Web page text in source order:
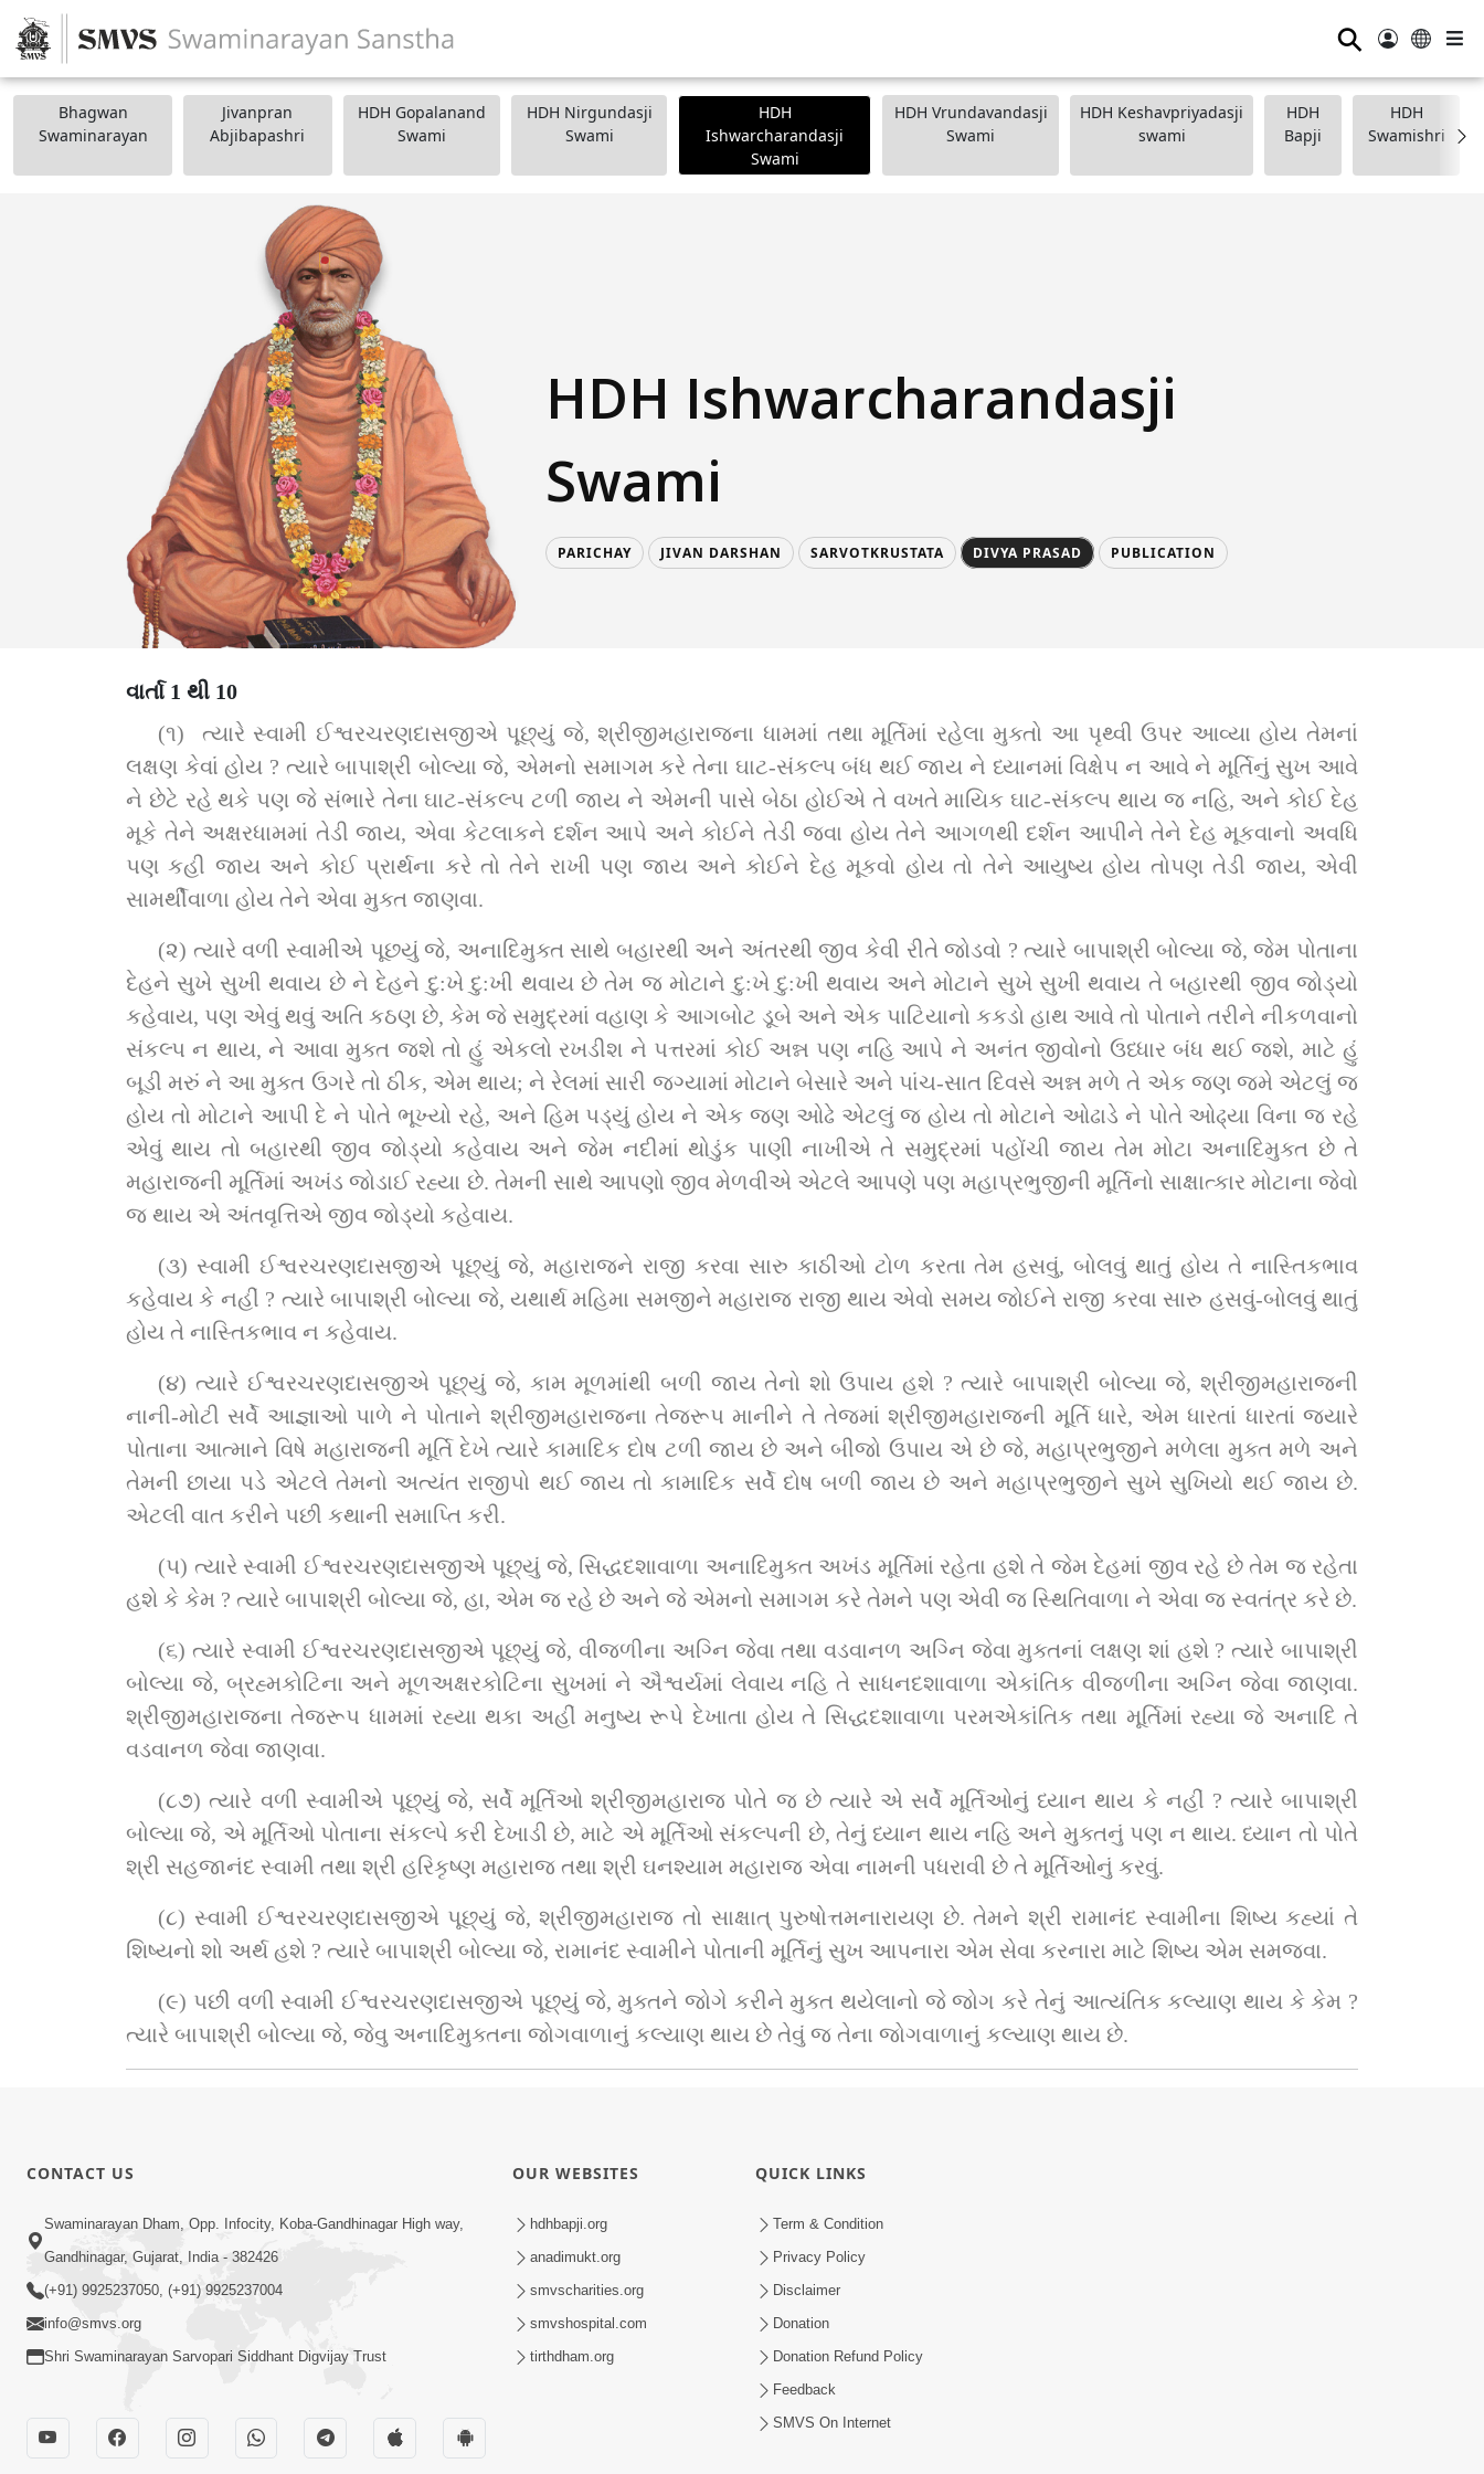
⚲
Bhagwan
Swaminarayan
Jivanpran
Abjibapashri
HDH Gopalanand
Swami
HDH Nirgundasji
Swami
HDH
Ishwarcharandasji
Swami
HDH Vrundavandasji
Swami
HDH Keshavpriyadasji
swami
HDH
Bapji
HDH
Swamishri
HDH Ishwarcharandasji
Swami
PARICHAY JIVAN DARSHAN SARVOTKRUSTATA DIVYA PRASAD PUBLICATION
વાર્તા 1 થી 10
(૧)  ત્‍યારે સ્‍વામી ઈશ્વરચરણદાસજીએ પૂછ્યું જે, શ્રીજીમહારાજના ધામમાં તથા મૂર્ત‍િમાં રહેલા મુક્તો આ પૃથ્‍વી ઉપર આવ્યા હોય તેમનાં
લક્ષણ કેવાં હોય ? ત્‍યારે બાપાશ્રી બોલ્‍યા જે, એમનો સમાગમ કરે તેના ઘાટ-સંકલ્‍પ બંધ થઈ જાય ને ધ્‍યાનમાં વિક્ષેપ ન આવે ને મૂર્ત‍િનું સુખ આવે
ને છેટે રહે થકે પણ જે સંભારે તેના ઘાટ-સંકલ્‍પ ટળી જાય ને એમની પાસે બેઠા હોઈએ તે વખતે માયિક ઘાટ-સંકલ્‍પ થાય જ નહિ, અને કોઈ દેહ
મૂકે તેને અક્ષરધામમાં તેડી જાય, એવા કેટલાકને દર્શન આપે અને કોઈને તેડી જવા હોય તેને આગળથી દર્શન આપીને તેને દેહ મૂકવાનો અવધિ
પણ કહી જાય અને કોઈ પ્રાર્થના કરે તો તેને રાખી પણ જાય અને કોઈને દેહ મૂકવો હોય તો તેને આયુષ્‍ય હોય તોપણ તેડી જાય, એવી
સામર્થીવાળા હોય તેને એવા મુક્ત જાણવા.
(૨) ત્‍યારે વળી સ્વામીએ પૂછયું જે, અનાદિમુક્ત સાથે બહારથી અને અંતરથી જીવ કેવી રીતે જોડવો ? ત્‍યારે બાપાશ્રી બોલ્‍યા જે, જેમ પોતાના
દેહને સુખે સુખી થવાય છે ને દેહને દુ:ખે દુ:ખી થવાય છે તેમ જ મોટાને દુ:ખે દુ:ખી થવાય અને મોટાને સુખે સુખી થવાય તે બહારથી જીવ જોડ્યો
કહેવાય, પણ એવું થવું અતિ કઠણ છે, કેમ જે સમુદ્રમાં વહાણ કે આગબોટ ડૂબે અને એક પાટિયાનો કકડો હાથ આવે તો પોતાને તરીને નીકળવાનો
સંકલ્‍પ ન થાય, ને આવા મુક્ત જશે તો હું એકલો રખડીશ ને પત્તરમાં કોઈ અન્ન પણ નહિ આપે ને અનંત જીવોનો ઉધ્‍ધાર બંધ થઈ જશે, માટે હું
બૂડી મરું ને આ મુક્ત ઉગરે તો ઠીક, એમ થાય; ને રેલમાં સારી જગ્યામાં મોટાને બેસારે અને પાંચ-સાત દિવસે અન્ન મળે તે એક જણ જમે એટલું જ
હોય તો મોટાને આપી દે ને પોતે ભૂખ્‍યો રહે, અને હિમ પડ્યું હોય ને એક જણ ઓઢે એટલું જ હોય તો મોટાને ઓઢાડે ને પોતે ઓઢ્યા વિના જ રહે
એવું થાય તો બહારથી જીવ જોડ્યો કહેવાય અને જેમ નદીમાં થોડુંક પાણી નાખીએ તે સમુદ્રમાં પહોંચી જાય તેમ મોટા અનાદિમુક્ત છે તે
મહારાજની મૂર્ત‍િમાં અખંડ જોડાઈ રહ્યા છે. તેમની સાથે આપણો જીવ મેળવીએ એટલે આપણે પણ મહાપ્રભુજીની મૂર્ત‍િનો સાક્ષાત્‍કાર મોટાના જેવો
જ થાય એ અંતવૃત્ત‍િએ જીવ જોડ્યો કહેવાય.
(૩) સ્વામી ઈશ્વરચરણદાસજીએ પૂછ્યું જે, મહારાજને રાજી કરવા સારુ કાઠીઓ ટોળ કરતા તેમ હસવું, બોલવું થાતું હોય તે નાસ્‍ત‍િકભાવ
કહેવાય કે નહીં ? ત્‍યારે બાપાશ્રી બોલ્‍યા જે, યથાર્થ મહિમા સમજીને મહારાજ રાજી થાય એવો સમય જોઈને રાજી કરવા સારુ હસવું-બોલવું થાતું
હોય તે નાસ્ત‍િકભાવ ન કહેવાય.
(૪) ત્‍યારે ઈશ્વરચરણદાસજીએ પૂછ્યું જે, કામ મૂળમાંથી બળી જાય તેનો શો ઉપાય હશે ? ત્‍યારે બાપાશ્રી બોલ્‍યા જે, શ્રીજીમહારાજની
નાની-મોટી સર્વે આજ્ઞાઓ પાળે ને પોતાને શ્રીજીમહારાજના તેજરૂપ માનીને તે તેજમાં શ્રીજીમહારાજની મૂર્ત‍િ ધારે, એમ ધારતાં ધારતાં જ્યારે
પોતાના આત્‍માને વિષે મહારાજની મૂર્ત‍િ દેખે ત્‍યારે કામાદિક દોષ ટળી જાય છે અને બીજો ઉપાય એ છે જે, મહાપ્રભુજીને મળેલા મુક્ત મળે અને
તેમની છાયા પડે એટલે તેમનો અત્‍યંત રાજીપો થઈ જાય તો કામાદિક સર્વે દોષ બળી જાય છે અને મહાપ્રભુજીને સુખે સુખિયો થઈ જાય છે.
એટલી વાત કરીને પછી કથાની સમાપ્‍ત‍િ કરી.
(૫) ત્‍યારે સ્વામી ઈશ્વરચરણદાસજીએ પૂછ્યું જે, સિદ્ધદશાવાળા અનાદિમુક્ત અખંડ મૂર્ત‍િમાં રહેતા હશે તે જેમ દેહમાં જીવ રહે છે તેમ જ રહેતા
હશે કે કેમ ? ત્‍યારે બાપાશ્રી બોલ્‍યા જે, હા, એમ જ રહે છે અને જે એમનો સમાગમ કરે તેમને પણ એવી જ સ્‍થ‍િતિવાળા ને એવા જ સ્વતંત્ર કરે છે.
(૬) ત્‍યારે સ્વામી ઈશ્વરચરણદાસજીએ પૂછ્યું જે, વીજળીના અગ્‍ન‍િ જેવા તથા વડવાનળ અગ્‍ન‍િ જેવા મુક્તનાં લક્ષણ શાં હશે ? ત્‍યારે બાપાશ્રી
બોલ્‍યા જે, બ્રહ્મકોટિના અને મૂળઅક્ષરકોટિના સુખમાં ને ઐશ્વર્યમાં લેવાય નહિ તે સાધનદશાવાળા એકાંતિક વીજળીના અગ્‍ન‍િ જેવા જાણવા.
શ્રીજીમહારાજના તેજરૂપ ધામમાં રહ્યા થકા અહીં મનુષ્‍ય રૂપે દેખાતા હોય તે સિદ્ધદશાવાળા પરમએકાંતિક તથા મૂર્ત‍િમાં રહ્યા જે અનાદિ તે
વડવાનળ જેવા જાણવા.
(૮૭) ત્‍યારે વળી સ્‍વામીએ પૂછ્યું જે, સર્વે મૂર્ત‍િઓ શ્રીજીમહારાજ પોતે જ છે ત્‍યારે એ સર્વે મૂર્ત‍િઓનું ધ્‍યાન થાય કે નહીં ? ત્‍યારે બાપાશ્રી
બોલ્‍યા જે, એ મૂર્ત‍િઓ પોતાના સંકલ્‍પે કરી દેખાડી છે, માટે એ મૂર્ત‍િઓ સંકલ્પની છે, તેનું ધ્‍યાન થાય નહિ અને મુક્તનું પણ ન થાય. ધ્‍યાન તો પોતે
શ્રી સહજાનંદ સ્‍વામી તથા શ્રી હરિકૃષ્‍ણ મહારાજ તથા શ્રી ઘનશ્યામ મહારાજ એવા નામની પધરાવી છે તે મૂર્ત‍િઓનું કરવું.
(૮) સ્‍વામી ઈશ્વરચરણદાસજીએ પૂછ્યું જે, શ્રીજીમહારાજ તો સાક્ષાત્ પુરુષોત્તમનારાયણ છે. તેમને શ્રી રામાનંદ સ્‍વામીના શિષ્‍ય કહ્યાં તે
શિષ્‍યનો શો અર્થ હશે ? ત્‍યારે બાપાશ્રી બોલ્‍યા જે, રામાનંદ સ્‍વામીને પોતાની મૂર્ત‍િનું સુખ આપનારા એમ સેવા કરનારા માટે શિષ્‍ય એમ સમજવા.
(૯) પછી વળી સ્વામી ઈશ્વરચરણદાસજીએ પૂછ્યું જે, મુક્તને જોગે કરીને મુક્ત થયેલાનો જે જોગ કરે તેનું આત્યંતિક કલ્યાણ થાય કે કેમ ?
ત્યારે બાપાશ્રી બોલ્યા જે, જેવુ અનાદિમુક્તના જોગવાળાનું કલ્યાણ થાય છે તેવું જ તેના જોગવાળાનું કલ્યાણ થાય છે.
CONTACT US
Swaminarayan Dham, Opp. Infocity, Koba-Gandhinagar High way,
Gandhinagar, Gujarat, India - 382426
(+91) 9925237050, (+91) 9925237004
info@smvs.org
Shri Swaminarayan Sarvopari Siddhant Digvijay Trust
OUR WEBSITES
hdhbapji.org
anadimukt.org
smvscharities.org
smvshospital.com
tirthdham.org
QUICK LINKS
Term & Condition
Privacy Policy
Disclaimer
Donation
Donation Refund Policy
Feedback
SMVS On Internet